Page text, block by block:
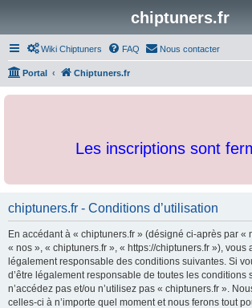
chiptuners.fr
Wiki Chiptuners FAQ Nous contacter
Portal Chiptuners.fr
Les inscriptions sont
chiptuners.fr - Conditions d’utilisation
En accédant à « chiptuners.fr » (désigné ci-après par «
« nos », « chiptuners.fr », « https://chiptuners.fr »), vous
légalement responsable des conditions suivantes. Si
d’être légalement responsable de toutes les conditions
n’accédez pas et/ou n’utilisez pas « chiptuners.fr ».
celles-ci à n’importe quel moment et nous ferons tout